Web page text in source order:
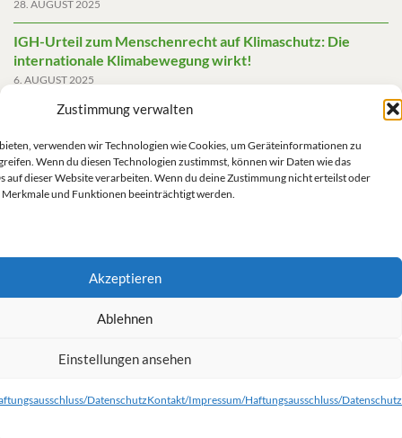
Zustimmung verwalten
verwenden wir Technologien wie Cookies, um Geräteinformationen zu
Wenn du diesen Technologien zustimmst, können wir Daten wie das
auf dieser Website verarbeiten. Wenn du deine Zustimmung nicht erteilst oder
und Funktionen beeinträchtigt werden.
Akzeptieren
Ablehnen
Einstellungen ansehen
DatenschutzKontakt/Impressum/Haftungsausschluss/Datenschutz
28. AUGUST 2025
IGH-Urteil zum Menschenrecht auf Klimaschutz: Die
internationale Klimabewegung wirkt!
6. AUGUST 2025
Friedensgutachten 2025
Die AfD mit mehr Demokratie wegregieren
14. MAI 2025
Impressum/Datenschutz
Kontakt/Impressum/Haftungsausschluss/Datenschutz
© 2026 Grüne Linke.